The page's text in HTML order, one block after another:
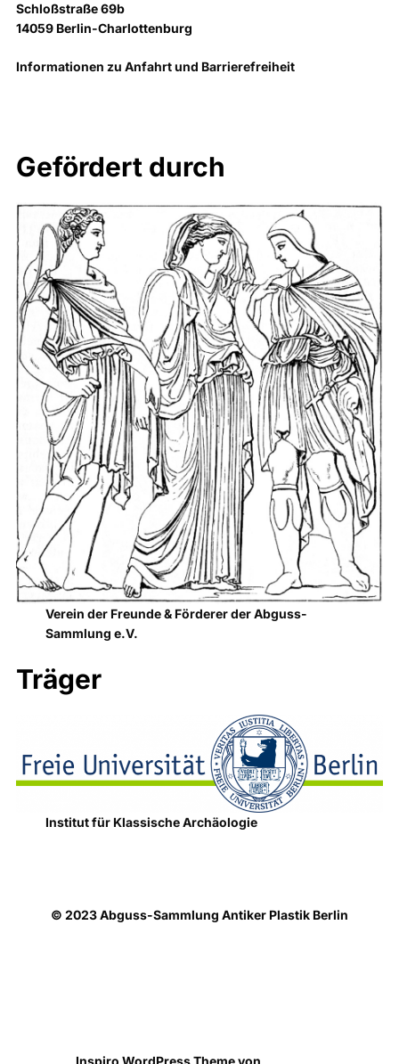
Schloßstraße 69b
14059 Berlin-Charlottenburg
Informationen zu Anfahrt und Barrierefreiheit
Gefördert durch
Verein der Freunde & Förderer der Abguss-
Sammlung e.V.
Träger
Institut für Klassische Archäologie
© 2023 Abguss-Sammlung Antiker Plastik Berlin
Inspiro WordPress Theme von